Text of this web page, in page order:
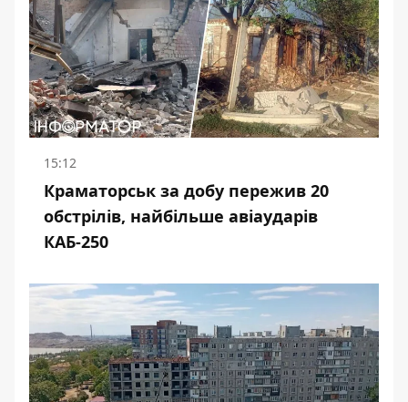
15:12
Краматорськ за добу пережив 20
обстрілів, найбільше авіаударів
КАБ-250